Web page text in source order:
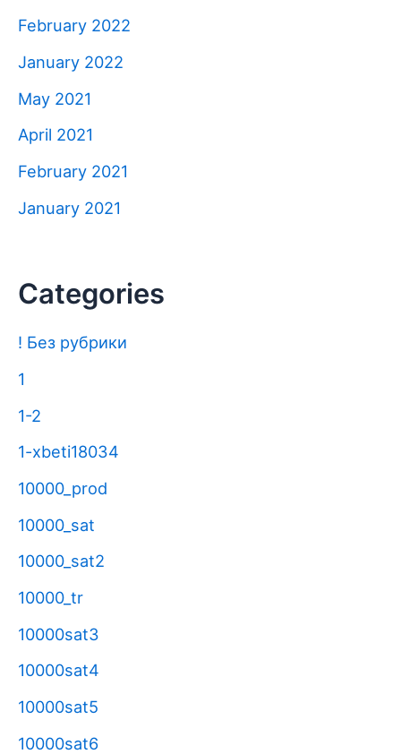
February 2022
January 2022
May 2021
April 2021
February 2021
January 2021
Categories
! Без рубрики
1
1-2
1-xbeti18034
10000_prod
10000_sat
10000_sat2
10000_tr
10000sat3
10000sat4
10000sat5
10000sat6